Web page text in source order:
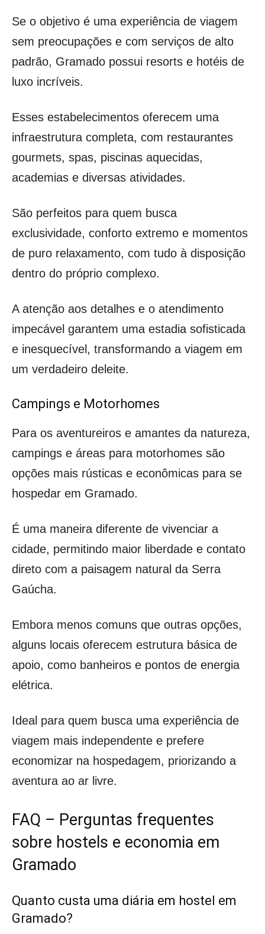
Se o objetivo é uma experiência de viagem
sem preocupações e com serviços de alto
padrão, Gramado possui resorts e hotéis de
luxo incríveis.
Esses estabelecimentos oferecem uma
infraestrutura completa, com restaurantes
gourmets, spas, piscinas aquecidas,
academias e diversas atividades.
São perfeitos para quem busca
exclusividade, conforto extremo e momentos
de puro relaxamento, com tudo à disposição
dentro do próprio complexo.
A atenção aos detalhes e o atendimento
impecável garantem uma estadia sofisticada
e inesquecível, transformando a viagem em
um verdadeiro deleite.
Campings e Motorhomes
Para os aventureiros e amantes da natureza,
campings e áreas para motorhomes são
opções mais rústicas e econômicas para se
hospedar em Gramado.
É uma maneira diferente de vivenciar a
cidade, permitindo maior liberdade e contato
direto com a paisagem natural da Serra
Gaúcha.
Embora menos comuns que outras opções,
alguns locais oferecem estrutura básica de
apoio, como banheiros e pontos de energia
elétrica.
Ideal para quem busca uma experiência de
viagem mais independente e prefere
economizar na hospedagem, priorizando a
aventura ao ar livre.
FAQ – Perguntas frequentes
sobre hostels e economia em
Gramado
Quanto custa uma diária em hostel em
Gramado?